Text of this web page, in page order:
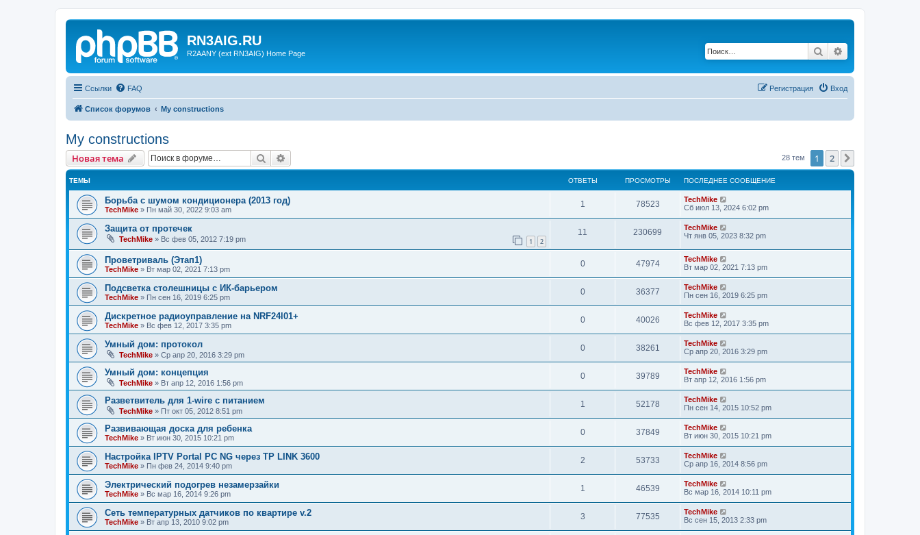
RN3AIG.RU
R2AANY (ext RN3AIG) Home Page Поиск
Ссылки FAQ Вход
Регистрация
Список форумов My constructions
My constructions
Новая тема Поиск 28 тем 1 2
ТЕМЫ ОТВЕТЫ ПРОСМОТРЫ ПОСЛЕДНЕЕ СООБЩЕНИЕ
Борьба с шумом кондиционера (2013 год)
TechMike » Пн май 30, 2022 9:03 am
1 78523
TechMike
Сб июл 13, 2024 6:02 pm
Защита от протечек
TechMike » Вс фев 05, 2012 7:19 pm 1 2
11 230699
TechMike
Чт янв 05, 2023 8:32 pm
Проветриваль (Этап1)
TechMike » Вт мар 02, 2021 7:13 pm
0 47974
TechMike
Вт мар 02, 2021 7:13 pm
Подсветка столешницы с ИК-барьером
TechMike » Пн сен 16, 2019 6:25 pm
0 36377
TechMike
Пн сен 16, 2019 6:25 pm
Дискретное радиоуправление на NRF24l01+
TechMike » Вс фев 12, 2017 3:35 pm
0 40026
TechMike
Вс фев 12, 2017 3:35 pm
Умный дом: протокол
TechMike » Ср апр 20, 2016 3:29 pm
0 38261
TechMike
Ср апр 20, 2016 3:29 pm
Умный дом: концепция
TechMike » Вт апр 12, 2016 1:56 pm
0 39789
TechMike
Вт апр 12, 2016 1:56 pm
Разветвитель для 1-wire с питанием
TechMike » Пт окт 05, 2012 8:51 pm
1 52178
TechMike
Пн сен 14, 2015 10:52 pm
Развивающая доска для ребенка
TechMike » Вт июн 30, 2015 10:21 pm
0 37849
TechMike
Вт июн 30, 2015 10:21 pm
Настройка IPTV Portal PC NG через TP LINK 3600
TechMike » Пн фев 24, 2014 9:40 pm
2 53733
TechMike
Ср апр 16, 2014 8:56 pm
Электрический подогрев незамерзайки
TechMike » Вс мар 16, 2014 9:26 pm
1 46539
TechMike
Вс мар 16, 2014 10:11 pm
Сеть температурных датчиков по квартире v.2
TechMike » Вт апр 13, 2010 9:02 pm
3 77535
TechMike
Вс сен 15, 2013 2:33 pm